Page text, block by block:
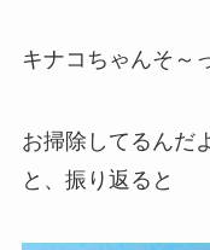
キナコちゃんそ～
お掃除してるんだ
と、振り返ると